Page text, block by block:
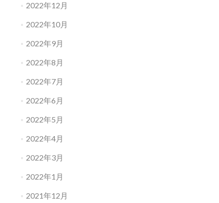
2022年12月
2022年10月
2022年9月
2022年8月
2022年7月
2022年6月
2022年5月
2022年4月
2022年3月
2022年1月
2021年12月